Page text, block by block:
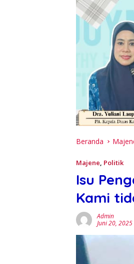
Beranda
Majene, Politik
Isu
Kami
Admin
Juni 20, 2025